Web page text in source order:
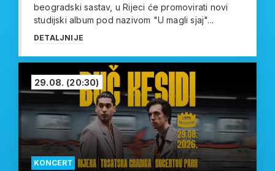
beogradski sastav, u Rijeci će promovirati novi
studijski album pod nazivom "U magli sjaj"...
DETALJNIJE
KONCERT
29.08. (20:30)